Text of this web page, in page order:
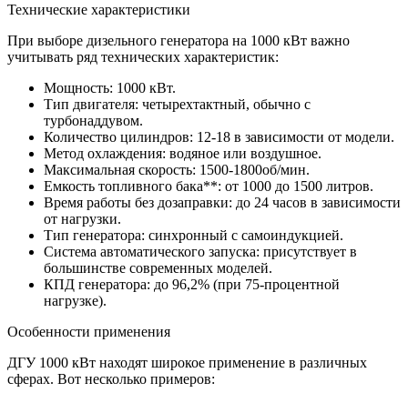
Технические характеристики
При выборе дизельного генератора на 1000 кВт важно
учитывать ряд технических характеристик:
Мощность: 1000 кВт.
Тип двигателя: четырехтактный, обычно с
турбонаддувом.
Количество цилиндров: 12-18 в зависимости от модели.
Метод охлаждения: водяное или воздушное.
Максимальная скорость: 1500-1800об/мин.
Емкость топливного бака**: от 1000 до 1500 литров.
Время работы без дозаправки: до 24 часов в зависимости
от нагрузки.
Тип генератора: синхронный с самоиндукцией.
Система автоматического запуска: присутствует в
большинстве современных моделей.
КПД генератора: до 96,2% (при 75-процентной
нагрузке).
Особенности применения
ДГУ 1000 кВт находят широкое применение в различных
сферах. Вот несколько примеров: